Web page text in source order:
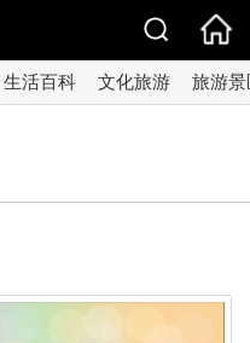
生活百科 文化旅游 旅游景